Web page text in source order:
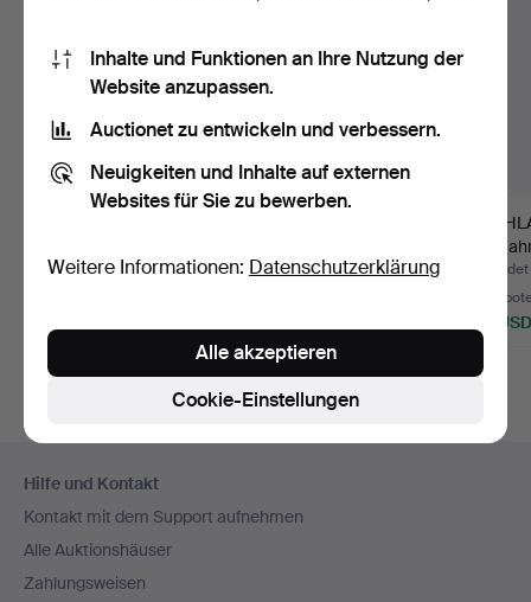
Jh., grü…
Beendet 4. Aug 2026
Stehleuchte, "…
Beendet 29. Jul 2026
20.
4
53 USD
Navigation
Hilfe und Kontakt
Kontakt mit dem Support aufnehmen
Alle Auktionshäuser
Zahlungsweisen
Inhalte und Funktionen an Ihre Nutzung der
Website anzupassen.
Auctionet zu entwickeln und verbessern.
Neuigkeiten und Inhalte auf externen
Websites für Sie zu bewerben.
Weitere Informationen: Datenschutzerklärung
Cookie-Einstellungen
Alle akzeptieren